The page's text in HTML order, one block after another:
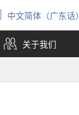
选
择
语
言
中文简体（广东话）
关于我们